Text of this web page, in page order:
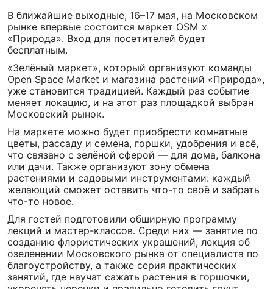
В ближайшие выходные, 16–17 мая, на Московском
рынке впервые состоится маркет OSM х
«Природа». Вход для посетителей будет
бесплатным.
«Зелёный маркет», который организуют команды
Open Space Market и магазина растений «Природа»,
уже становится традицией. Каждый раз событие
меняет локацию, и на этот раз площадкой выбран
Московский рынок.
На маркете можно будет приобрести комнатные
цветы, рассаду и семена, горшки, удобрения и всё,
что связано с зелёной сферой — для дома, балкона
или дачи. Также организуют зону обмена
растениями и садовыми инструментами: каждый
желающий сможет оставить что-то своё и забрать
что-то новое.
Для гостей подготовили обширную программу
лекций и мастер-классов. Среди них — занятие по
созданию флористических украшений, лекция об
озеленении Московского рынка от специалиста по
благоустройству, а также серия практических
занятий, где научат сажать растения в горшочки,